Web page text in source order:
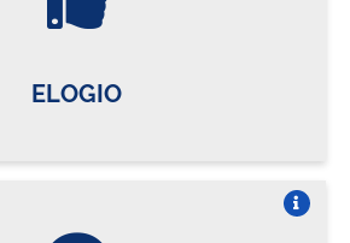
ELOGIO